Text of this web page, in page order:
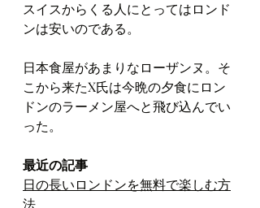
スイスからくる人にとってはロンド
ンは安いのである。
日本食屋があまりなローザンヌ。そ
こから来たX氏は今晩の夕食にロン
ドンのラーメン屋へと飛び込んでい
った。
最近の記事
日の長いロンドンを無料で楽しむ方
法